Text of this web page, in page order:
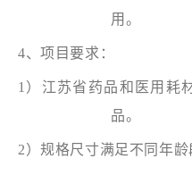
用。
4、项目要求：
1）江苏省药品和医用耗
品。
2）规格尺寸满足不同年龄